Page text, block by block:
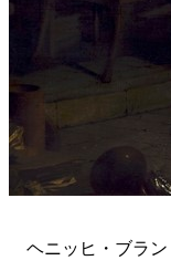
ヘニッヒ・ブラ